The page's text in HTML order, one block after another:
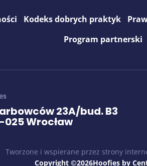
Kodeks dobrych praktyk
Program partnerski
23A/bud. B3
025 Wrocław
Tworzone i wspierane przez strony
Copyright ©2026Hoofies by